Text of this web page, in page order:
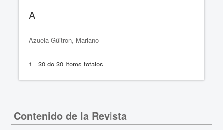
A
Azuela Güitron, Mariano
1 - 30 de 30 Items totales
Contenido de la Revista